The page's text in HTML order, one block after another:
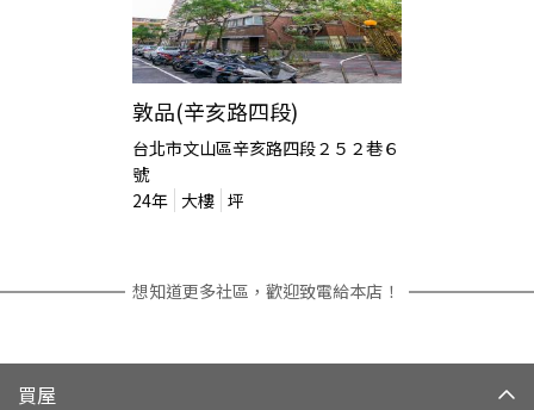
敦品(辛亥路四段)
台北市文山區辛亥路四段２５２巷６
號
24年 大樓 坪
想知道更多社區，歡迎致電給本店！
買屋